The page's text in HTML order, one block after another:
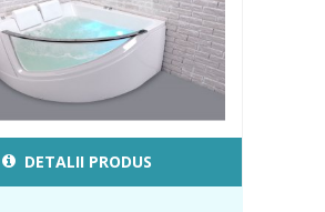
DETALII PRODUS